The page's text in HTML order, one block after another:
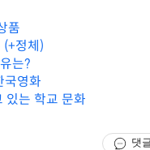
품
정체)
는?
국영화
있는 학교 문화
댓